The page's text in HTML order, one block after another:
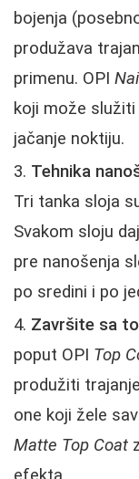
bojenja
produžava
primenu. OPI
koji može
jačanje noktiju.
Tehnika
Tri tanka sloja
Svakom sloju
pre nanošenja
po sredini i po
Završite sa
poput OPI Top
produžiti
one koji žele
Matte Top Coat